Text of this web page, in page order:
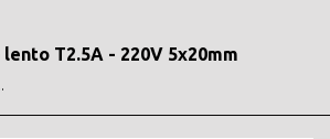
T2.5A - 220V 5x20mm